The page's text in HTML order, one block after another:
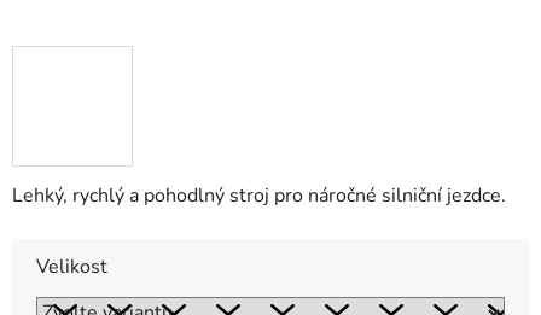
Lehký, rychlý a pohodlný stroj pro náročné silniční jezdce.
Velikost